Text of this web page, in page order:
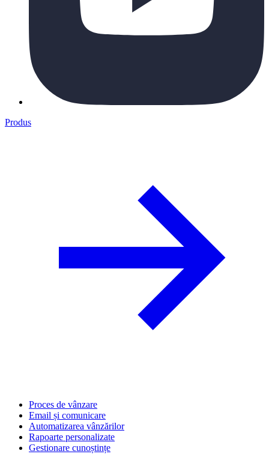
Produs
Proces de vânzare
Email și comunicare
Automatizarea vânzărilor
Rapoarte personalizate
Gestionare cunoștințe